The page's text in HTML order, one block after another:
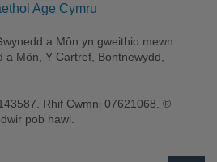
Age Cymru
a Môn yn gweithio mewn
Môn, Y Cartref, Bontnewydd,
Rhif Cwmni 07621068. ®
pob hawl.